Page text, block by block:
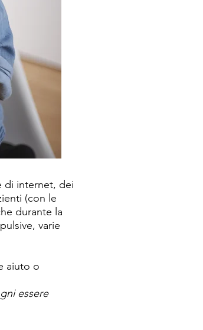
di internet, dei
(con le
durante la
varie
aiuto o
essere